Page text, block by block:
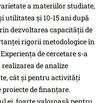
a materiilor studiate,
utilitatea și 10-15 ani după
dezvoltarea capacității de
rigorii metodologice în
de cercetare s-a
de analize
cât și pentru activități
de finanțare.